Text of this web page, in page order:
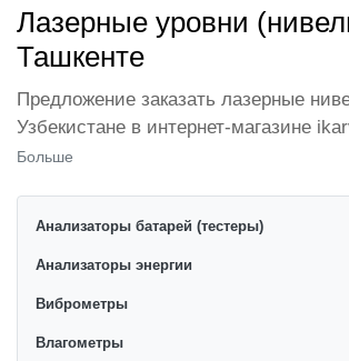
Лазерные уровни
Ташкенте
Предложение заказать лазерные
Узбекистане в интернет-магазине
открывает перед покупателями
электроинструментов. У нас можно
удобный способ оплаты и купить
оптом с доставкой во все регионы
сократить затраты покупателей. При
Больше
Анализаторы батарей (тестеры)
Анализаторы энергии
Виброметры
Влагометры